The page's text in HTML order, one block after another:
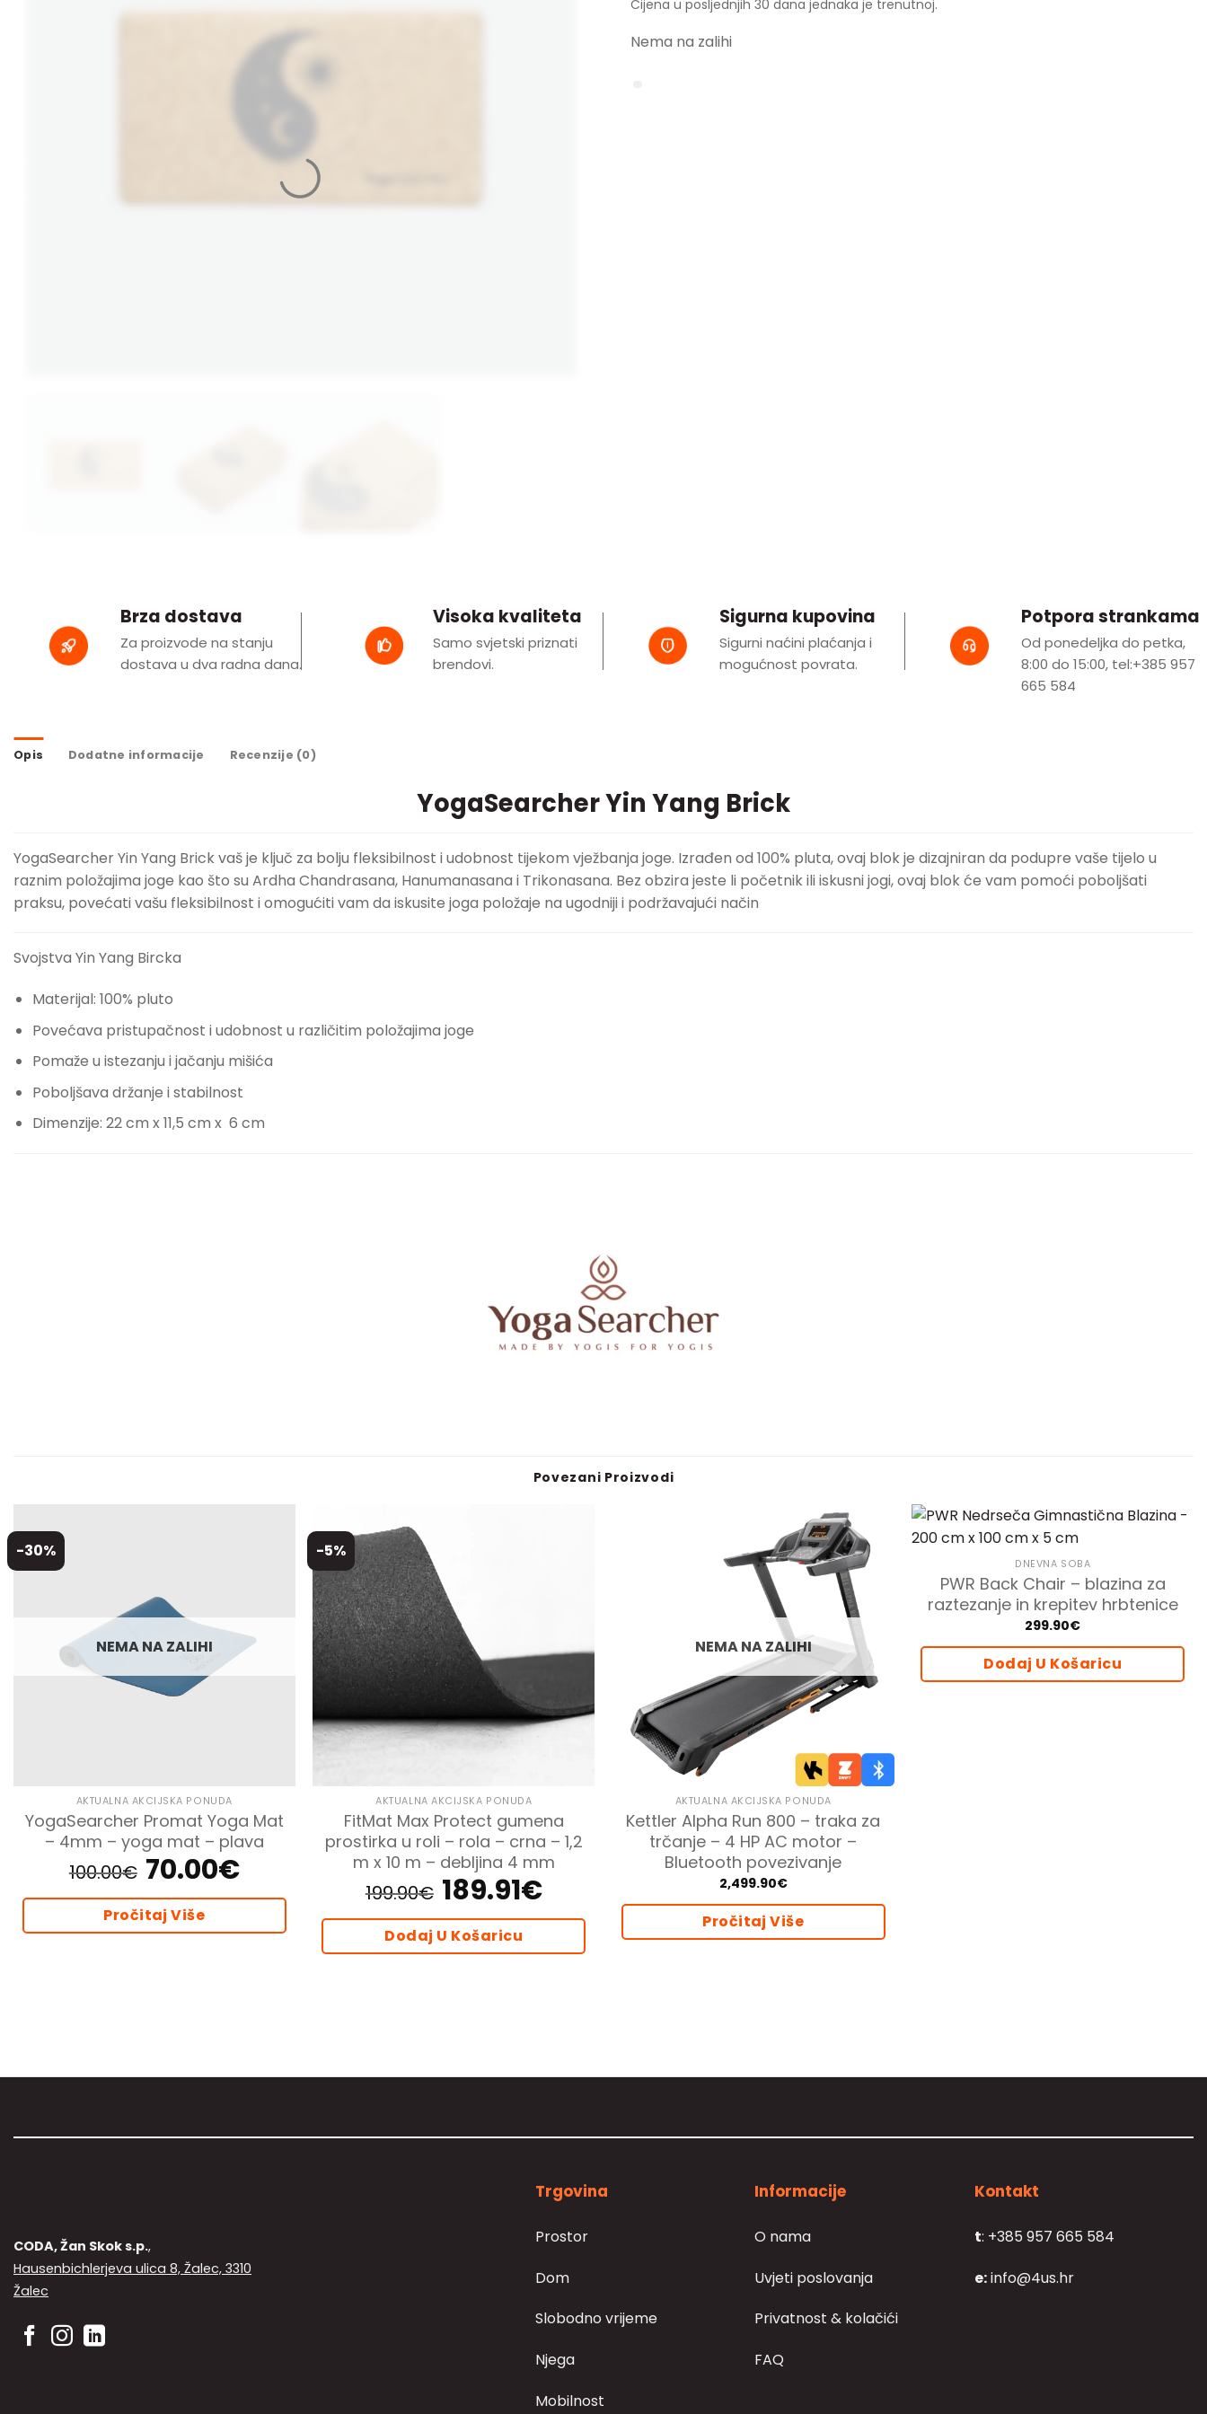
je: 15.20€.
Cijena u posljednjih 30 dana jednaka je trenutnoj.
Nema na zalihi
Brza dostava
Za proizvode na stanju
dostava u dva radna dana.
Visoka kvaliteta
Samo svjetski priznati
brendovi.
Sigurna kupovina
Sigurni naćini plaćanja i
mogućnost povrata.
Potpora strankama
Od ponedeljka do petka,
8:00 do 15:00, tel:+385 957
665 584
Opis Dodatne informacije Recenzije (0)
YogaSearcher Yin Yang Brick
YogaSearcher Yin Yang Brick vaš je ključ za bolju fleksibilnost i udobnost tijekom vježbanja joge. Izrađen od 100% pluta, ovaj blok je dizajniran da podupre vaše tijelo u
raznim položajima joge kao što su Ardha Chandrasana, Hanumanasana i Trikonasana. Bez obzira jeste li početnik ili iskusni jogi, ovaj blok će vam pomoći poboljšati
praksu, povećati vašu fleksibilnost i omogućiti vam da iskusite joga položaje na ugodniji i podržavajući način
Svojstva Yin Yang Bircka
Materijal: 100% pluto
Povećava pristupačnost i udobnost u različitim položajima joge
Pomaže u istezanju i jačanju mišića
Poboljšava držanje i stabilnost
Dimenzije: 22 cm x 11,5 cm x 6 cm
Povezani Proizvodi
-30%
NEMA NA ZALIHI
AKTUALNA AKCIJSKA PONUDA
YogaSearcher Promat Yoga Mat
– 4mm – yoga mat – plava
100.00€ Izvorna
cijena
je:
100.00€.
70.00€Trenutna
cijena
70.00€.
Pročitaj Više
-5%
AKTUALNA AKCIJSKA PONUDA
FitMat Max Protect gumena
prostirka u roli – rola – crna – 1,2
m x 10 m – debljina 4 mm
199.90€ Izvorna
cijena
je:
199.90€.
189.91€Trenutna
cijena
189.91€.
Dodaj U Košaricu
NEMA NA ZALIHI
AKTUALNA AKCIJSKA PONUDA
Kettler Alpha Run 800 – traka za
trčanje – 4 HP AC motor –
Bluetooth povezivanje
2,499.90€
Pročitaj Više
DNEVNA SOBA
PWR Back Chair – blazina za
raztezanje in krepitev hrbtenice
299.90€
Dodaj U Košaricu
CODA, Žan Skok s.p.,
Hausenbichlerjeva ulica 8, Žalec, 3310
Žalec
Trgovina
Prostor
Dom
Slobodno vrijeme
Njega
Mobilnost
Informacije
O nama
Uvjeti poslovanja
Privatnost & kolačići
FAQ
Kontakt
t: +385 957 665 584
e:info@4us.hr